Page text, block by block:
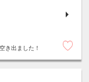
き出ました！